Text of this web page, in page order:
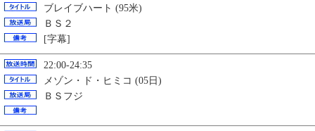
ブレイブハート (95米)
ＢＳ２
[字幕]
22:00-24:35
メゾン・ド・ヒミコ (05日)
ＢＳフジ